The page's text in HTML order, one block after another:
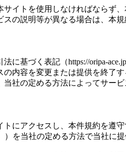
イトを使用しなければならず
の説明等が異なる場合は、本規
基づく表記（https://oripa-
内容を変更または提供を終了す
社の定める方法によってサービ
にアクセスし、本件規約を遵
を当社の定める方法で当社に